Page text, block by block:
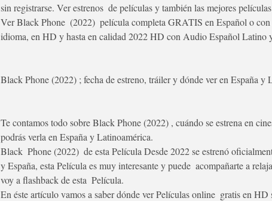
sin registrarse. Ver estrenos  de películas y también las mejores
Ver Black Phone  (2022)  película completa GRATIS en Español o
idioma, en HD y hasta en calidad 2022 HD con Audio Español Latino
Black Phone (2022) ; fecha de estreno, tráiler y dónde ver en España y
Te contamos todo sobre Black Phone (2022) , cuándo se estrena en
podrás verla en España y Latinoamérica.
Black  Phone (2022)  de esta Película Desde 2022 se estrenó
y España, esta Película es muy interesante y puede  acompañarte a
voy a flashback de esta  Película.
En éste artículo vamos a saber dónde ver Películas online  gratis en HD